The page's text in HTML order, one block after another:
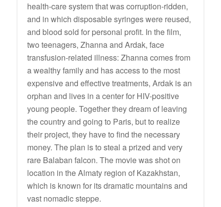
health-care system that was corruption-ridden,
and in which disposable syringes were reused,
and blood sold for personal profit. In the film,
two teenagers, Zhanna and Ardak, face
transfusion-related illness: Zhanna comes from
a wealthy family and has access to the most
expensive and effective treatments, Ardak is an
orphan and lives in a center for HIV-positive
young people. Together they dream of leaving
the country and going to Paris, but to realize
their project, they have to find the necessary
money. The plan is to steal a prized and very
rare Balaban falcon. The movie was shot on
location in the Almaty region of Kazakhstan,
which is known for its dramatic mountains and
vast nomadic steppe.